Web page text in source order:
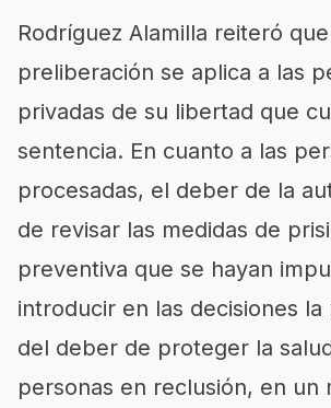
Rodríguez Alamilla reiteró
preliberación se aplica a las
privadas de su libertad que
sentencia. En cuanto a las
procesadas, el deber de la
de revisar las medidas de
preventiva que se hayan
introducir en las decisiones la
del deber de proteger la
personas en reclusión, en un